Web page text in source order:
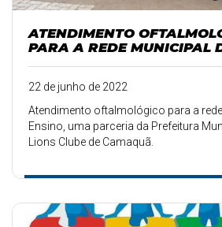
ATENDIMENTO
PARA A REDE MUNICIPAL
22 de junho de 2022
Atendimento oftalmológico para a
Ensino, uma parceria da Prefeitura
Lions Clube de Camaquã.